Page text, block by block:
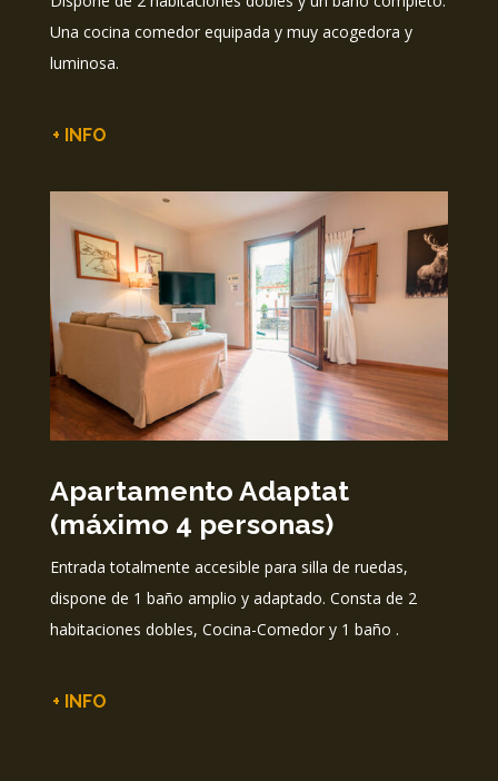
Una cocina comedor equipada y muy acogedora y
luminosa.
+ INFO
Apartamento Adaptat
(máximo 4 personas)
Entrada totalmente accesible para silla de ruedas,
dispone de 1 baño amplio y adaptado. Consta de 2
habitaciones dobles, Cocina-Comedor y 1 baño .
+ INFO